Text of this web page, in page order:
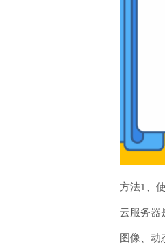
方法1、
云服务器
图像、